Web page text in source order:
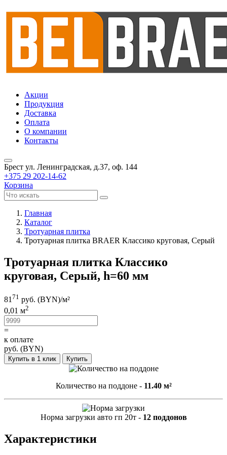
Акции
Продукция
Доставка
Оплата
О компании
Контакты
Брест ул. Ленинградская, д.37, оф. 144
+375 29 202-14-62
Корзина
Главная
Каталог
Тротуарная плитка
Тротуарная плитка BRAER Классико круговая, Серый
Тротуарная плитка Классико
круговая, Серый, h=60 мм
81 71 руб. (BYN)/м²
0,01 м2
=
к оплате
руб. (BYN)
Купить в 1 клик Купить
Количество на поддоне - 11.40 м²
Норма загрузки авто гп 20т - 12 поддонов
Характеристики